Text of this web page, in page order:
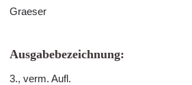
Graeser
Ausgabebezeichnung:
3., verm. Aufl.